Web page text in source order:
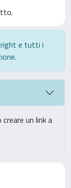
e tutti i
un link a